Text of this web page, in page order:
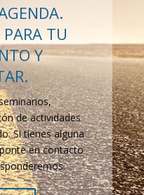
TU
Y
de actividades
Si tienes alguna
en contacto